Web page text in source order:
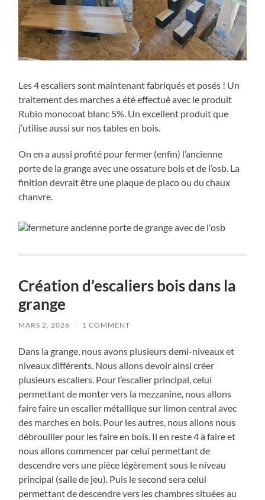
Les 4 escaliers sont maintenant fabriqués et posés ! Un
traitement des marches a été effectué avec le produit
Rubio monocoat blanc 5%. Un excellent produit que
j’utilise aussi sur nos tables en bois.
On en a aussi profité pour fermer (enfin) l’ancienne
porte de la grange avec une ossature bois et de l’osb. La
finition devrait être une plaque de placo ou du chaux
chanvre.
Création d’escaliers bois dans la
grange
MARS 2, 2026 / 1 COMMENT
Dans la grange, nous avons plusieurs demi-niveaux et
niveaux différents. Nous allons devoir ainsi créer
plusieurs escaliers. Pour l’escalier principal, celui
permettant de monter vers la mezzanine, nous allons
faire faire un escalier métallique sur limon central avec
des marches en bois. Pour les autres, nous allons nous
débrouiller pour les faire en bois. Il en reste 4 à faire et
nous allons commencer par celui permettant de
descendre vers une pièce légèrement sous le niveau
principal (salle de jeu). Puis le second sera celui
permettant de descendre vers les chambres situées au